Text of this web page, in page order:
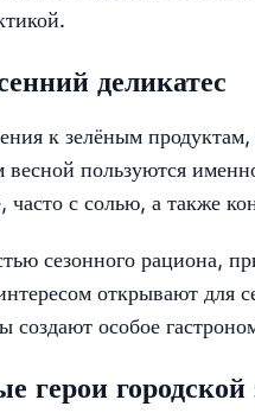
деликатес
к зелёным
пользуются
с солью, а также
сезонного рациона,
открывают для
особое
городской